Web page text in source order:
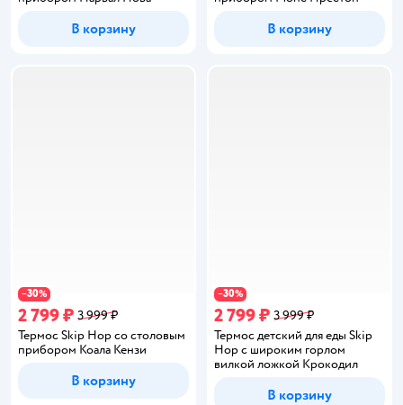
В корзину В корзину
−30%
2 799 ₽ 3 999 ₽
Термос Skip Hop со столовым
прибором Коала Кензи
В корзину
−30%
2 799 ₽ 3 999 ₽
Термос детский для еды Skip
Hop с широким горлом
вилкой ложкой Крокодил
В корзину